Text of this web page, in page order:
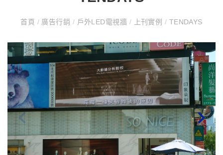
首頁 /廣告行銷 / 戶外LED電視牆 / 上刊實例 / TENDAYS